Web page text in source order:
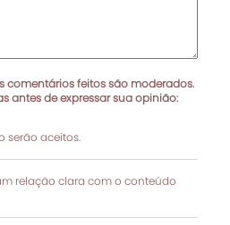
comentários feitos são moderados.
antes de expressar sua opinião:
serão aceitos.
relação clara com o conteúdo